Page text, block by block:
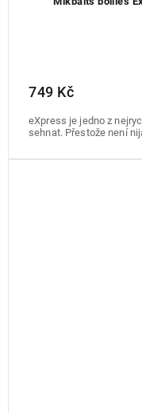
749 Kč
eXpress je jedno z
sehnat. Přestože není